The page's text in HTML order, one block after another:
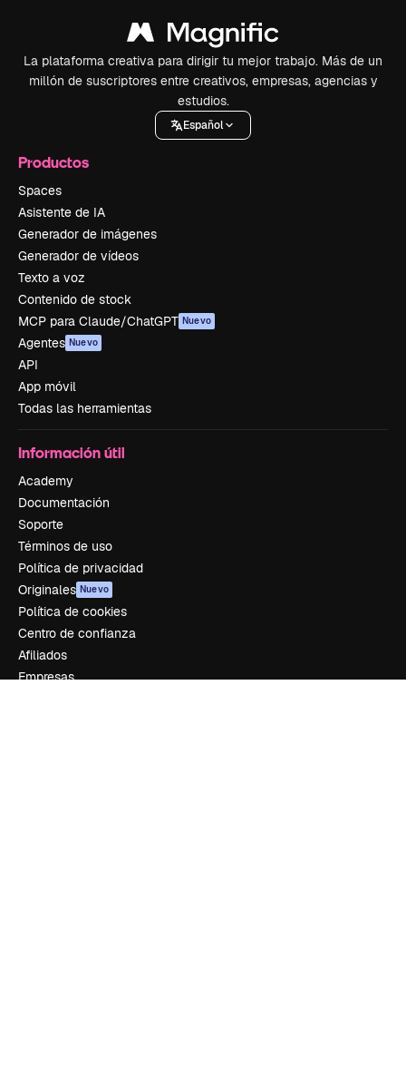
La plataforma creativa para dirigir tu mejor trabajo. Más de un
millón de suscriptores entre creativos, empresas, agencias y
estudios.
Español
Productos
Spaces
Asistente de IA
Generador de imágenes
Generador de vídeos
Texto a voz
Contenido de stock
MCP para Claude/ChatGPT Nuevo
Agentes Nuevo
API
App móvil
Todas las herramientas
Información útil
Academy
Documentación
Soporte
Términos de uso
Política de privacidad
Originales Nuevo
Política de cookies
Centro de confianza
Afiliados
Empresas